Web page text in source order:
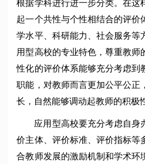
根据学科进行进一步分类。在这
起一个共性与个性相结合的评价
学水平、科研能力、社会服务等
用型高校的专业特色，尊重教师
性化的评价体系能够充分考虑到
职能，对教师而言更加公平公正
长，自然能够调动起教师的积极
应用型高校要充分考虑自身
价主体、评价标准、评价指标等
合教师发展的激励机制和学术环